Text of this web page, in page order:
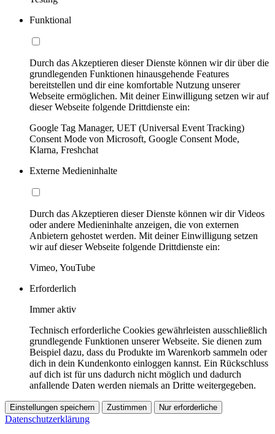
Funktional
Durch das Akzeptieren dieser Dienste können wir dir über die
grundlegenden Funktionen hinausgehende Features
bereitstellen und dir eine komfortable Nutzung unserer
Webseite ermöglichen. Mit deiner Einwilligung setzen wir auf
dieser Webseite folgende Drittdienste ein:
Google Tag Manager, UET (Universal Event Tracking)
Consent Mode von Microsoft, Google Consent Mode,
Klarna, Freshchat
Externe Medieninhalte
Durch das Akzeptieren dieser Dienste können wir dir Videos
oder andere Medieninhalte anzeigen, die von externen
Anbietern gehostet werden. Mit deiner Einwilligung setzen
wir auf dieser Webseite folgende Drittdienste ein:
Vimeo, YouTube
Erforderlich
Immer aktiv
Technisch erforderliche Cookies gewährleisten ausschließlich
grundlegende Funktionen unserer Webseite. Sie dienen zum
Beispiel dazu, dass du Produkte im Warenkorb sammeln oder
dich in dein Kundenkonto einloggen kannst. Ein Rückschluss
auf dich ist für uns dadurch nicht möglich und dadurch
anfallende Daten werden niemals an Dritte weitergegeben.
Einstellungen speichern Zustimmen Nur erforderliche
Datenschutzerklärung